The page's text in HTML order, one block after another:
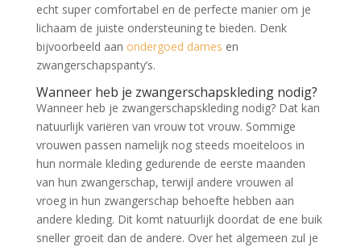
echt super comfortabel en de perfecte manier om je
lichaam de juiste ondersteuning te bieden. Denk
bijvoorbeeld aan ondergoed dames en
zwangerschapspanty’s.
Wanneer heb je zwangerschapskleding nodig?
Wanneer heb je zwangerschapskleding nodig? Dat kan
natuurlijk variëren van vrouw tot vrouw. Sommige
vrouwen passen namelijk nog steeds moeiteloos in
hun normale kleding gedurende de eerste maanden
van hun zwangerschap, terwijl andere vrouwen al
vroeg in hun zwangerschap behoefte hebben aan
andere kleding. Dit komt natuurlijk doordat de ene buik
sneller groeit dan de andere. Over het algemeen zul je